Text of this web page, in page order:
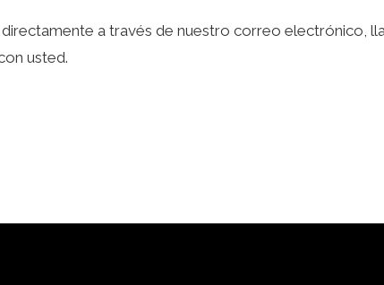
a través de nuestro correo electrónico,
usted.